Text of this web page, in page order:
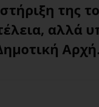
της
αλλά
Αρχή.